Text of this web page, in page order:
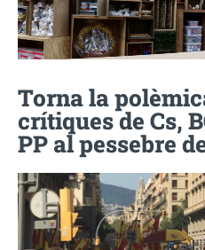
Torna la
crítiques de Cs,
PP al pessebre